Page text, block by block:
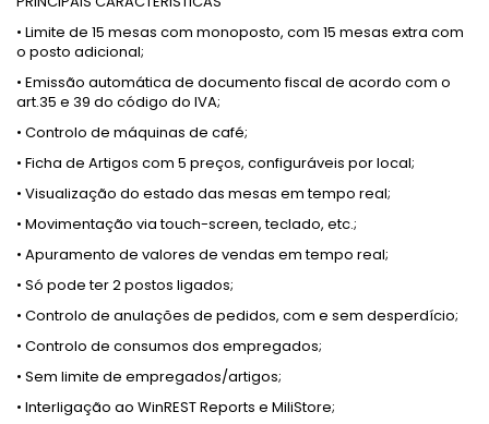
• Limite de 15 mesas com monoposto, com 15 mesas extra com
o posto adicional;
• Emissão automática de documento fiscal de acordo com o
art.35 e 39 do código do IVA;
• Controlo de máquinas de café;
• Ficha de Artigos com 5 preços, configuráveis por local;
• Visualização do estado das mesas em tempo real;
• Movimentação via touch-screen, teclado, etc.;
• Apuramento de valores de vendas em tempo real;
• Só pode ter 2 postos ligados;
• Controlo de anulações de pedidos, com e sem desperdício;
• Controlo de consumos dos empregados;
• Sem limite de empregados/artigos;
• Interligação ao WinREST Reports e MiliStore;